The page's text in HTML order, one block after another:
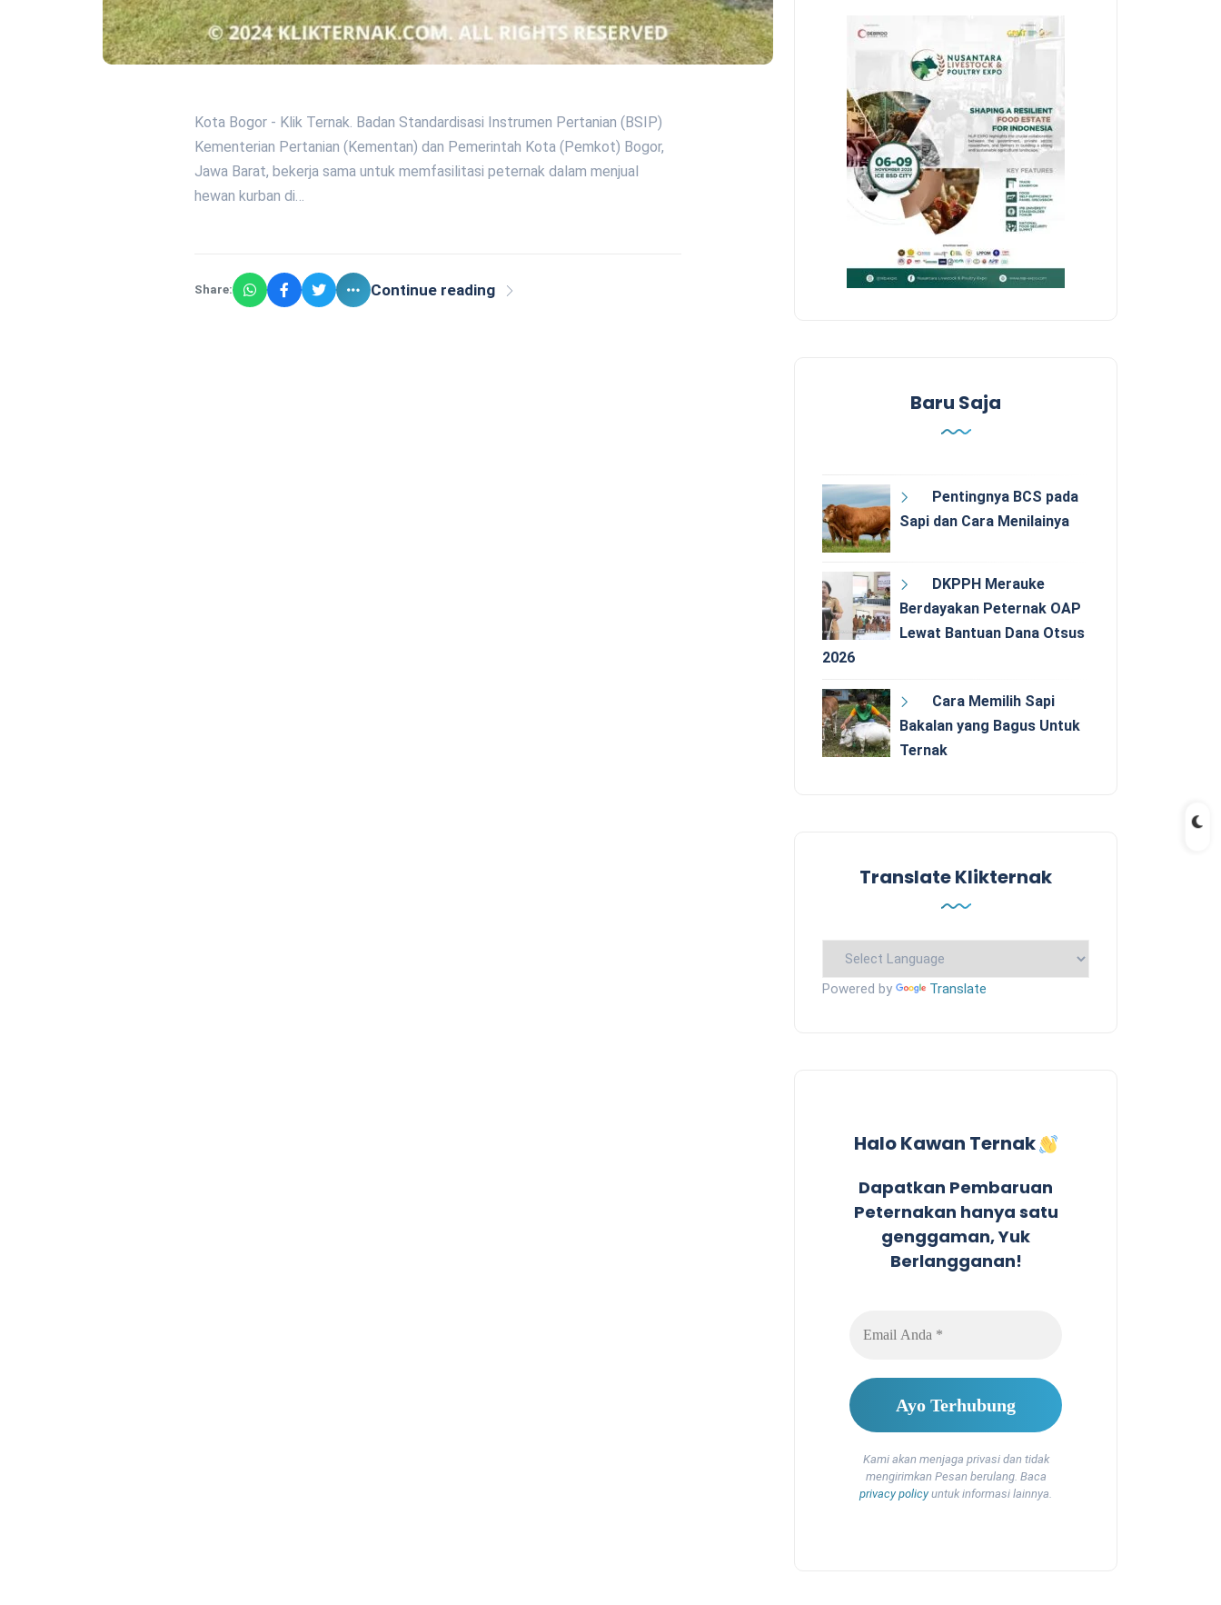
Kota Bogor - Klik Ternak. Badan Standardisasi Instrumen Pertanian (BSIP)
Kementerian Pertanian (Kementan) dan Pemerintah Kota (Pemkot) Bogor,
Jawa Barat, bekerja sama untuk memfasilitasi peternak dalam menjual
hewan kurban di…
Share: Continue reading
Baru Saja
Pentingnya BCS pada
Sapi dan Cara Menilainya
DKPPH Merauke
Berdayakan Peternak OAP
Lewat Bantuan Dana Otsus
2026
Cara Memilih Sapi
Bakalan yang Bagus Untuk
Ternak
Translate Klikternak
Powered by Translate
Halo Kawan Ternak
Dapatkan Pembaruan
Peternakan hanya satu
genggaman, Yuk
Berlangganan!
Kami akan menjaga privasi dan tidak
mengirimkan Pesan berulang. Baca
privacy policyuntuk informasi lainnya.